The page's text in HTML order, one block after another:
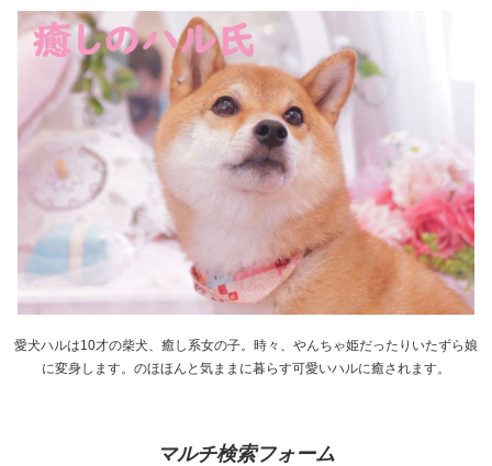
愛犬ハルは10才の柴犬、癒し系女の子。時々、やんちゃ姫だったりいたずら娘
に変身します。のほほんと気ままに暮らす可愛いハルに癒されます。
マルチ検索フォーム